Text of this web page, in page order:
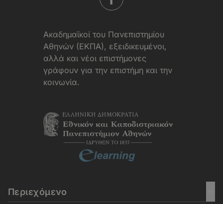
Aκαδημαϊκοί του Πανεπιστημίου
Αθηνών (ΕΚΠΑ), εξειδικευμένοι,
αλλά και νέοι επιστήμονες
γράφουν για την επιστήμη και την
κοινωνία.
Περιεχόμενο